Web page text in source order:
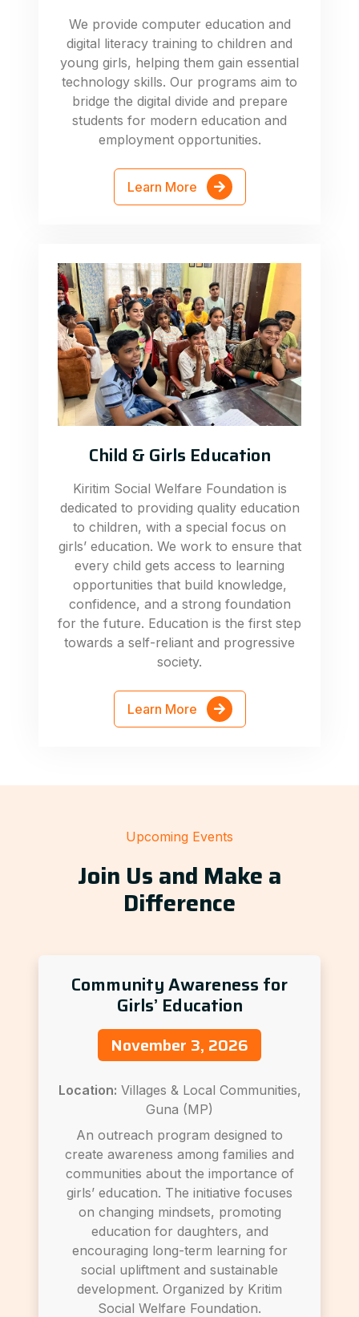
We provide computer education and
digital literacy training to children and
young girls, helping them gain essential
technology skills. Our programs aim to
bridge the digital divide and prepare
students for modern education and
employment opportunities.
Learn More
Child & Girls Education
Kiritim Social Welfare Foundation is
dedicated to providing quality education
to children, with a special focus on
girls’ education. We work to ensure that
every child gets access to learning
opportunities that build knowledge,
confidence, and a strong foundation
for the future. Education is the first step
towards a self-reliant and progressive
society.
Learn More
Upcoming Events
Join Us and Make a
Difference
Community Awareness for
Girls’ Education
November 3, 2026
Location: Villages & Local Communities,
Guna (MP)
An outreach program designed to
create awareness among families and
communities about the importance of
girls’ education. The initiative focuses
on changing mindsets, promoting
education for daughters, and
encouraging long-term learning for
social upliftment and sustainable
development. Organized by Kritim
Social Welfare Foundation.